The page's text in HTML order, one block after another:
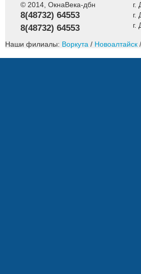
© 2014, ОкнаВека-дбн
8(48732) 64553
8(48732) 64553
г.
г.
г.
Наши филиалы: Воркута / Новоалтайск /